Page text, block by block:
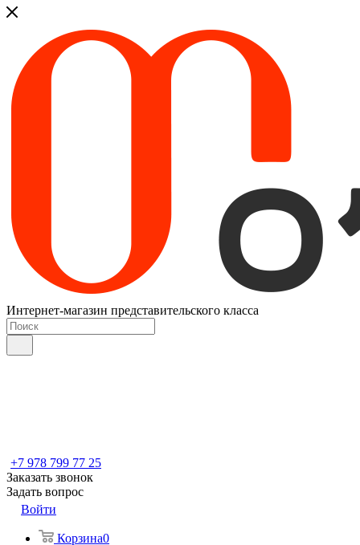
Интернет-магазин представительского класса
+7 978 799 77 25
Заказать звонок
Задать вопрос
Войти
Корзина0